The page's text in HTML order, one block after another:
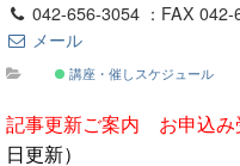
042-656-3054 ：FAX 042-
メール
講座・催しスケジュール
記事更新ご案内 お申込
日更新）